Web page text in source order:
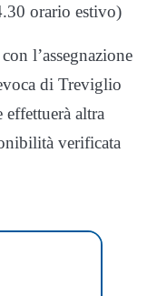
orario estivo)
l’assegnazione
di Treviglio
effettuerà altra
verificata